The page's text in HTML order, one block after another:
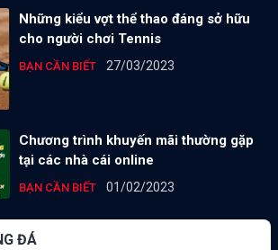
Những kiểu vợt thể thao đáng sở hữu
cho người chơi Tennis
BẠN CẦN BIẾT 27/03/2023
Chương trình khuyến mãi thường gặp
tại các nhà cái online
BẠN CẦN BIẾT 01/02/2023
ĐÁ